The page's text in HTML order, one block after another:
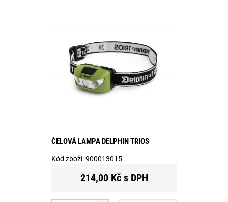
ČELOVÁ LAMPA DELPHIN TRIOS
Kód zboží:900013015
214,00 Kč s DPH